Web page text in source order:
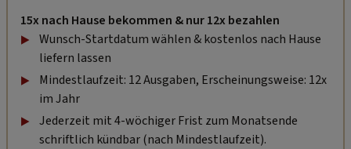
15x nach Hause bekommen & nur 12x bezahlen
Wunsch-Startdatum wählen & kostenlos nach Hause
liefern lassen
Mindestlaufzeit: 12 Ausgaben, Erscheinungsweise: 12x
im Jahr
Jederzeit mit 4-wöchiger Frist zum Monatsende
schriftlich kündbar (nach Mindestlaufzeit).